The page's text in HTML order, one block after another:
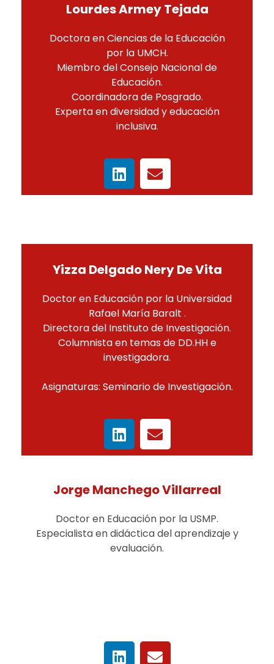
Lourdes Armey Tejada
Doctora en Ciencias de la Educación
por la UMCH.
Miembro del Consejo Nacional de
Educación.
Coordinadora de Posgrado.
Experta en diversidad y educación
inclusiva.
Yizza Delgado Nery De Vita
Doctor en Educación por la Universidad
Rafael María Baralt .
Directora del Instituto de Investigación.
Columnista en temas de DD.HH e
investigadora.
Asignaturas: Seminario de Investigación.
Jorge Manchego Villarreal
Doctor en Educación por la USMP.
Especialista en didáctica del aprendizaje y
evaluación.